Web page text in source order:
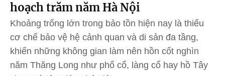
hoạch trăm năm Hà Nội
Khoảng trống lớn trong bảo tồn hiện nay là thiếu
cơ chế bảo vệ hệ cảnh quan và di sản đa tầng,
khiến những không gian làm nên hồn cốt nghìn
năm Thăng Long như phố cổ, làng cổ hay hồ Tây